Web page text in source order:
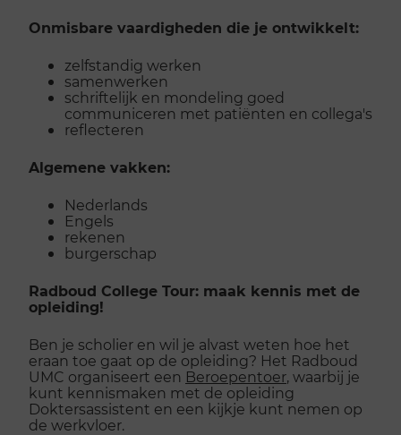
Onmisbare vaardigheden die je ontwikkelt:
zelfstandig werken
samenwerken
schriftelijk en mondeling goed
communiceren met patiënten en collega's
reflecteren
Algemene vakken:
Nederlands
Engels
rekenen
burgerschap
Radboud College Tour: maak kennis met de
opleiding!
Ben je scholier en wil je alvast weten hoe het
eraan toe gaat op de opleiding? Het Radboud
UMC organiseert een Beroepentoer, waarbij je
kunt kennismaken met de opleiding
Doktersassistent en een kijkje kunt nemen op
de werkvloer.